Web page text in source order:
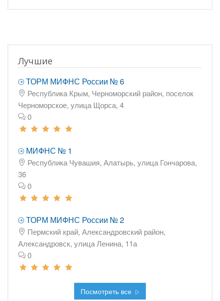
Лучшие
ТОРМ МИФНС России № 6
Республика Крым, Черноморский район, поселок
Черноморское, улица Щорса, 4
0
МИФНС № 1
Республика Чувашия, Алатырь, улица Гончарова,
36
0
ТОРМ МИФНС России № 2
Пермский край, Александровский район,
Александровск, улица Ленина, 11а
0
Посмотреть все